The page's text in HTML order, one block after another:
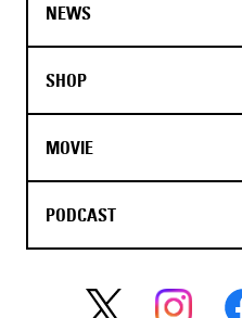
NEWS
SHOP
MOVIE
PODCAST